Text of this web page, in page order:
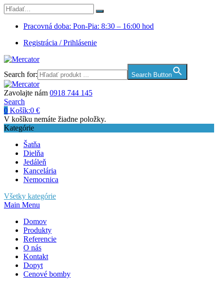
Pracovná doba: Pon-Pia: 8:30 – 16:00 hod
Registrácia / Prihlásenie
Search for: Search Button
Zavolajte nám 0918 744 145
Search
0 Košík:0 €
V košíku nemáte žiadne položky.
Kategórie
Šatňa
Dielňa
Jedáleň
Kancelária
Nemocnica
Všetky kategórie
Main Menu
Domov
Produkty
Referencie
O nás
Kontakt
Dopyt
Cenové bomby